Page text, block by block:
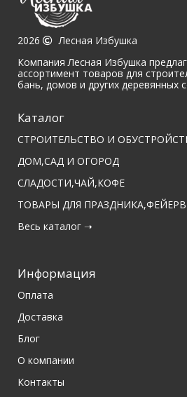
2026
Лесная Избушка
Компания Лесная Избушка
ассортимент товаров для
бань, домов и других деревянных
Каталог
СТРОИТЕЛЬСТВО И
ДОМ,САД И ОГОРОД
СЛАДОСТИ,ЧАЙ,КОФЕ
ТОВАРЫ ДЛЯ
Весь каталог ➝
Информация
Оплата
Доставка
Блог
О компании
Контакты